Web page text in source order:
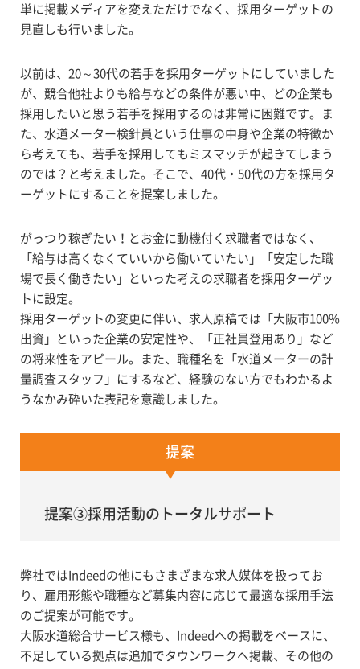
単に掲載メディアを変えただけでなく、採用ターゲットの
見直しも行いました。
以前は、20～30代の若手を採用ターゲットにしていました
が、競合他社よりも給与などの条件が悪い中、どの企業も
採用したいと思う若手を採用するのは非常に困難です。ま
た、水道メーター検針員という仕事の中身や企業の特徴か
ら考えても、若手を採用してもミスマッチが起きてしまう
のでは？と考えました。そこで、40代・50代の方を採用タ
ーゲットにすることを提案しました。
がっつり稼ぎたい！とお金に動機付く求職者ではなく、
「給与は高くなくていいから働いていたい」「安定した職
場で長く働きたい」といった考えの求職者を採用ターゲッ
トに設定。
採用ターゲットの変更に伴い、求人原稿では「大阪市100%
出資」といった企業の安定性や、「正社員登用あり」など
の将来性をアピール。また、職種名を「水道メーターの計
量調査スタッフ」にするなど、経験のない方でもわかるよ
うなかみ砕いた表記を意識しました。
提案
提案③採用活動のトータルサポート
弊社ではIndeedの他にもさまざまな求人媒体を扱ってお
り、雇用形態や職種など募集内容に応じて最適な採用手法
のご提案が可能です。
大阪水道総合サービス様も、Indeedへの掲載をベースに、
不足している拠点は追加でタウンワークへ掲載、その他の